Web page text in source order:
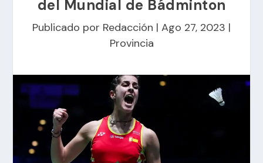
del Mundial de Bádminton
Publicado por Redacción | Ago 27, 2023 |
Provincia